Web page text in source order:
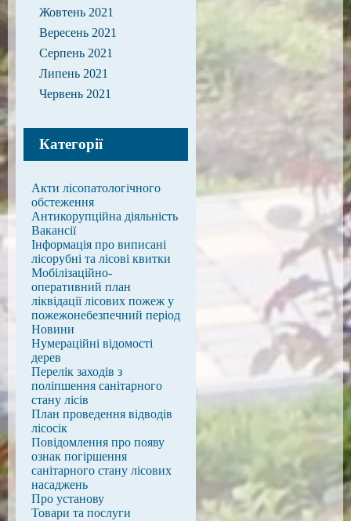
Жовтень 2021
Вересень 2021
Серпень 2021
Липень 2021
Червень 2021
Категорії
Акти лісопатологічного
обстеження
Антикорупційна діяльність
Вакансії
Інформація про виписані
лісорубні та лісові квитки
Мобілізаційно-
оперативний план
ліквідації лісових пожеж у
пожежонебезпечний період
Новини
Нумераційні відомості
дерев
Перелік заходів з
поліпшення санітарного
стану лісів
План проведення відводів
лісосік
Повідомлення про появу
ознак погіршення
санітарного стану лісових
насаджень
Про установу
Товари та послуги